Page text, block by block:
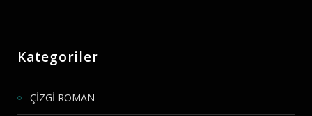
Kategoriler
ÇİZGİ ROMAN